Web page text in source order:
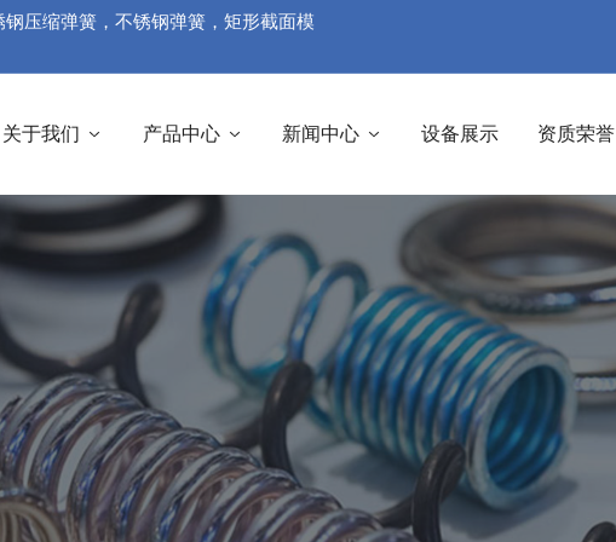
钢压缩弹簧，不锈钢弹簧，矩形截面模
关于我们 产品中心 新闻中心 设备展示 资质荣誉